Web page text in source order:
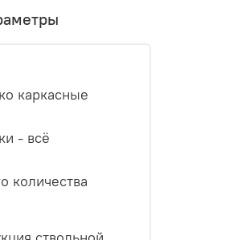
каркасные
- всё
количества